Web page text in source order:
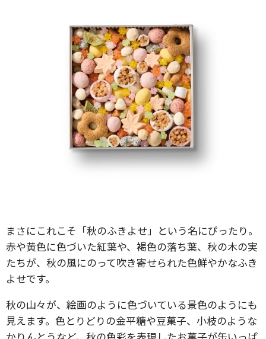
まさにこれこそ「秋のふきよせ」という名にぴったり。
赤や黄色に色づいた紅葉や、褐色の落ち葉、秋の木の実
たちが、秋の風にのって吹き寄せられた色鮮やかなふき
よせです。
秋の山々が、絵画のように色づいている景色のようにも
見えます。色とりどりの金平糖や豆菓子、小枝のような